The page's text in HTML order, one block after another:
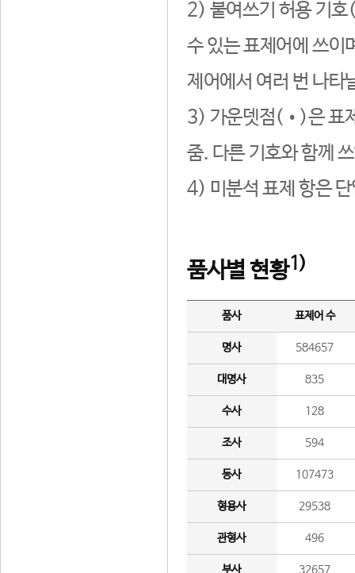
2) 붙여쓰기 허용 기호
수 있는 표제어에 쓰이
제어에서 여러 번 나타
3) 가운뎃점(•)은 표
줌. 다른 기호와 함께
4) 미분석 표제 항은
품사별 현황1)
품사 표제어 수
명사 584657
대명사 835
수사 128
조사 594
동사 107473
형용사 29538
관형사 496
부사 32657